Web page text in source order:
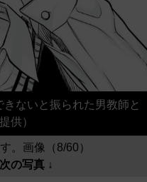
きないと振られた男教師と
供）
。画像（8/60）
の写真 ↓